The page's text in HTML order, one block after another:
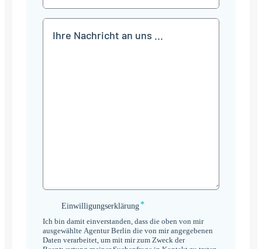
Einwilligungserklärung
Einwilligungserklärung*
Ich bin damit einverstanden, dass die oben von mir
ausgewählte Agentur Berlin die von mir angegebenen
Daten verarbeitet, um mit mir zum Zweck der